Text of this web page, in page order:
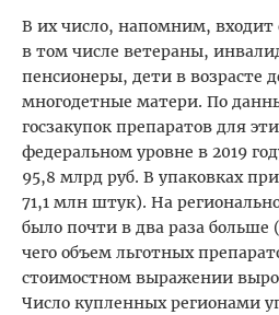
В их число, напомним, входит
в том числе ветераны,
пенсионеры, дети в возрасте
многодетные матери. По
госзакупок препаратов для
федеральном уровне в 2019
95,8 млрд руб. В упаковках
71,1 млн штук). На
было почти в два раза больше
чего объем льготных
стоимостном выражении
Число купленных регионами